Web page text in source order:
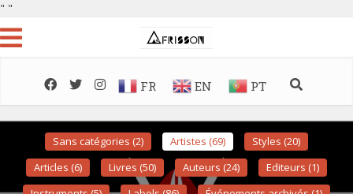
" "
FR EN PT
Sans catégories (2) Artistes (69)
Styles (20)
Articles (6)
Livres (50) Auteurs (24)
Editeurs (1)